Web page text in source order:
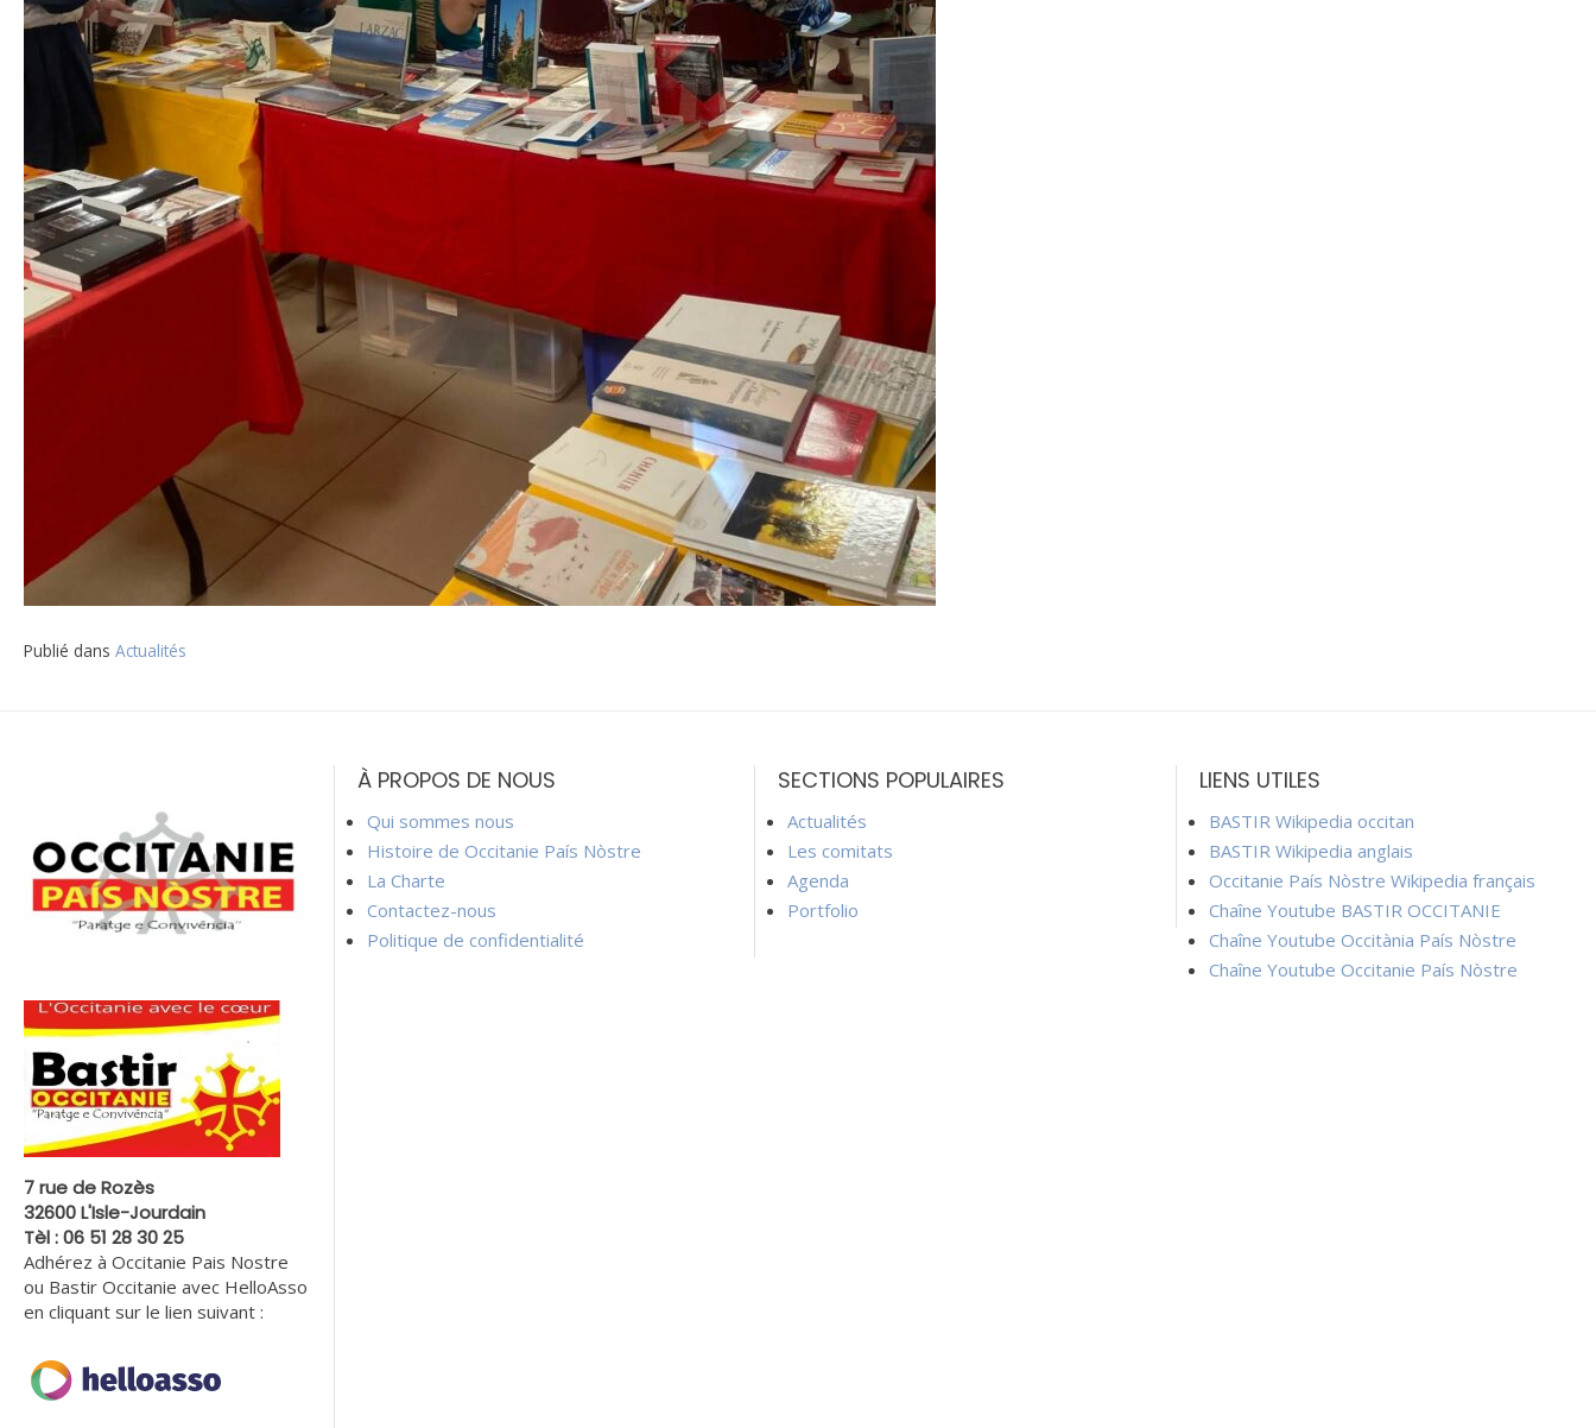
Publié dans Actualités
l’article
7 rue de Rozès
32600 L'Isle-Jourdain
Tèl : 06 51 28 30 25
Adhérez à Occitanie Pais Nostre
ou Bastir Occitanie avec HelloAsso
en cliquant sur le lien suivant :
À PROPOS DE NOUS
Qui sommes nous
Histoire de Occitanie País Nòstre
La Charte
Contactez-nous
Politique de confidentialité
SECTIONS POPULAIRES
Actualités
Les comitats
Agenda
Portfolio
LIENS UTILES
BASTIR Wikipedia occitan
BASTIR Wikipedia anglais
Occitanie País Nòstre Wikipedia français
Chaîne Youtube BASTIR OCCITANIE
Chaîne Youtube Occitània País Nòstre
Chaîne Youtube Occitanie País Nòstre